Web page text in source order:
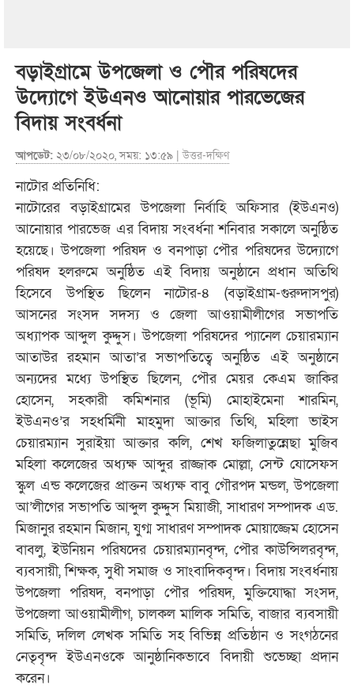
বড়াইগ্রামে উপজেলা ও পৌর পরিষদের
উদ্যোগে ইউএনও আনোয়ার পারভেজের
বিদায় সংবর্ধনা
আপডেট: ২৩/০৮/২০২০, সময়: ১৩:৫৯ |উত্তর-দক্ষিণ
নাটোর প্রতিনিধি:
নাটোরের বড়াইগ্রামের উপজেলা নির্বাহি অফিসার (ইউএনও)
আনোয়ার পারভেজ এর বিদায় সংবর্ধনা শনিবার সকালে অনুষ্ঠিত
হয়েছে। উপজেলা পরিষদ ও বনপাড়া পৌর পরিষদের উদ্যোগে
পরিষদ হলরুমে অনুষ্ঠিত এই বিদায় অনুষ্ঠানে প্রধান অতিথি
হিসেবে উপস্থিত ছিলেন নাটোর-৪ (বড়াইগ্রাম-গুরুদাসপুর)
আসনের সংসদ সদস্য ও জেলা আওয়ামীলীগের সভাপতি
অধ্যাপক আব্দুল কুদ্দুস। উপজেলা পরিষদের প্যানেল চেয়ারম্যান
আতাউর রহমান আতা’র সভাপতিত্বে অনুষ্ঠিত এই অনুষ্ঠানে
অন্যদের মধ্যে উপস্থিত ছিলেন, পৌর মেয়র কেএম জাকির
হোসেন, সহকারী কমিশনার (ভূমি) মোহাইমেনা শারমিন,
ইউএনও’র সহধর্মিনী মাহমুদা আক্তার তিথি, মহিলা ভাইস
চেয়ারম্যান সুরাইয়া আক্তার কলি, শেখ ফজিলাতুন্নেছা মুজিব
মহিলা কলেজের অধ্যক্ষ আব্দুর রাজ্জাক মোল্লা, সেন্ট যোসেফস
স্কুল এন্ড কলেজের প্রাক্তন অধ্যক্ষ বাবু গৌরপদ মন্ডল, উপজেলা
আ’লীগের সভাপতি আব্দুল কুদ্দুস মিয়াজী, সাধারণ সম্পাদক এড.
মিজানুর রহমান মিজান, যুগ্ম সাধারণ সম্পাদক মোয়াজ্জেম হোসেন
বাবলু, ইউনিয়ন পরিষদের চেয়ারম্যানবৃন্দ, পৌর কাউন্সিলরবৃন্দ,
ব্যবসায়ী, শিক্ষক, সুধী সমাজ ও সাংবাদিকবৃন্দ। বিদায় সংবর্ধনায়
উপজেলা পরিষদ, বনপাড়া পৌর পরিষদ, মুক্তিযোদ্ধা সংসদ,
উপজেলা আওয়ামীলীগ, চালকল মালিক সমিতি, বাজার ব্যবসায়ী
সমিতি, দলিল লেখক সমিতি সহ বিভিন্ন প্রতিষ্ঠান ও সংগঠনের
নেতৃবৃন্দ ইউএনওকে আনুষ্ঠানিকভাবে বিদায়ী শুভেচ্ছা প্রদান
করেন।